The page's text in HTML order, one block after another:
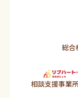
総合
相談支援事業